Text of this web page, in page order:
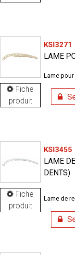
Fiche
produit
KSI3271
LAME
Lame pour
Fiche
produit
KSI3455
LAME
DENTS)
Lame de